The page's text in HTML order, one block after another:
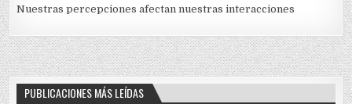
Nuestras percepciones afectan nuestras interacciones
PUBLICACIONES MÁS LEÍDAS